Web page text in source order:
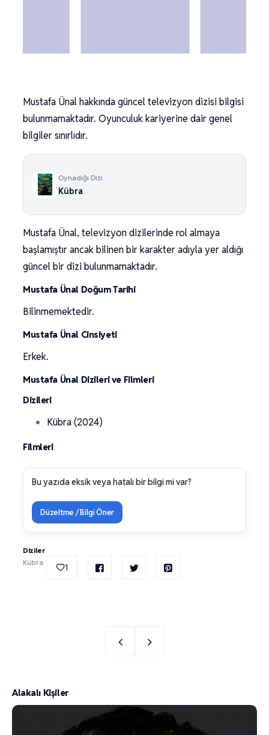
Mustafa Ünal hakkında güncel televizyon dizisi bilgisi
bulunmamaktadır. Oyunculuk kariyerine dair genel
bilgiler sınırlıdır.
Oynadığı Dizi
Kübra
Mustafa Ünal, televizyon dizilerinde rol almaya
başlamıştır ancak bilinen bir karakter adıyla yer aldığı
güncel bir dizi bulunmamaktadır.
Mustafa Ünal Doğum Tarihi
Bilinmemektedir.
Mustafa Ünal Cinsiyeti
Erkek.
Mustafa Ünal Dizileri ve Filmleri
Dizileri
Kübra (2024)
Filmleri
Bu yazıda eksik veya hatalı bir bilgi mi var?
Düzeltme / Bilgi Öner
Diziler
Kübra
1
Alakalı Kişiler